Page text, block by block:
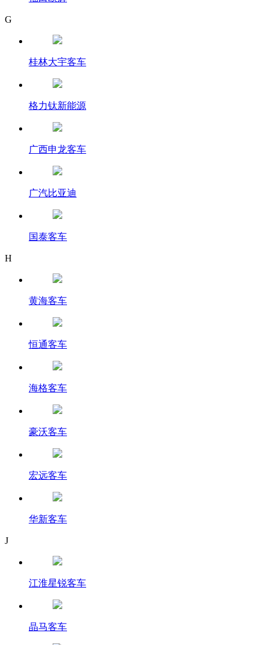
G
桂林大宇客车
格力钛新能源
广西申龙客车
广汽比亚迪
国泰客车
H
黄海客车
恒通客车
海格客车
豪沃客车
宏远客车
华新客车
J
江淮星锐客车
晶马客车